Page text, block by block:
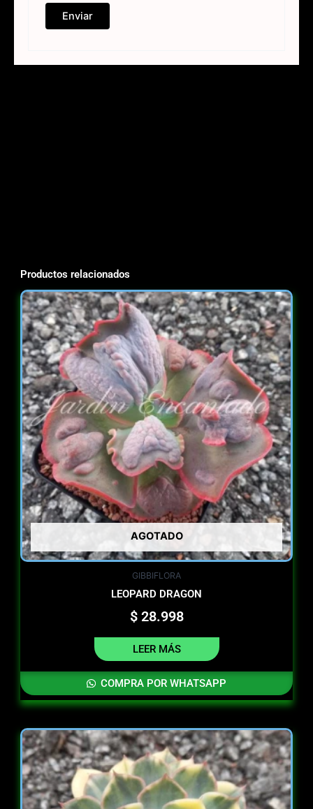
Productos relacionados
AGOTADO
GIBBIFLORA
LEOPARD DRAGON
$28.998
LEER MÁS
COMPRA POR WHATSAPP